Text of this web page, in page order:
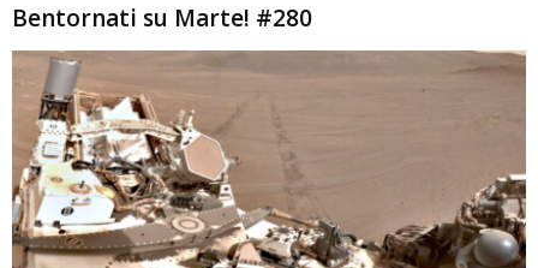
Bentornati su Marte! #280